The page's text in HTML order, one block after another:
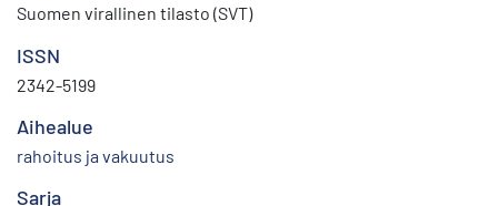
Suomen virallinen tilasto (SVT)
ISSN
2342-5199
Aihealue
rahoitus ja vakuutus
Sarja